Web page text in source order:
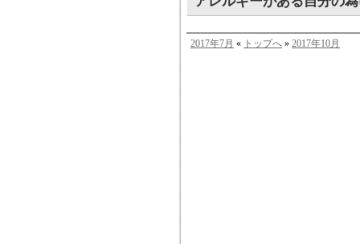
2017年7月 « トップへ » 2017年10月